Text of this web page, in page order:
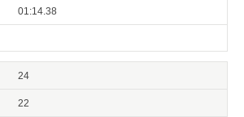
01:14.38
24
22